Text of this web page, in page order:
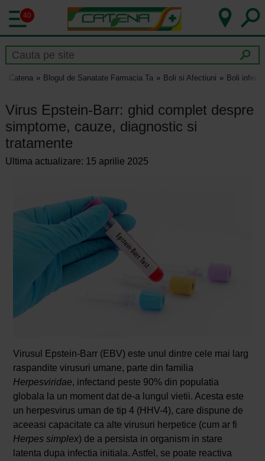
40
Catena Blogul de Sanatate Farmacia Ta Boli si Afectiuni Boli
Virus Epstein-Barr: ghid complet despre
simptome, cauze, diagnostic si
tratamente
Ultima actualizare: 15 aprilie 2025
Virusul Epstein-Barr (EBV) este unul dintre cele mai larg
raspandite virusuri umane, parte din familia
Herpesviridae, infectand peste 90% din populatia
globala la un moment dat de-a lungul vietii. Acesta este
un herpesvirus uman de tip 4 (HHV-4), care dispune de
aceeasi capacitate ca alte virusuri herpetice (cum ar fi
Herpes simplex) de a persista in organism in stare
latenta dupa infectia initiala. Astfel, se poate reactiva